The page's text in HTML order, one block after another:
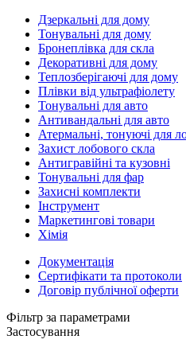
Дзеркальні для дому
Тонувальні для дому
Бронеплівка для скла
Декоративні для дому
Теплозберігаючі для дому
Плівки від ультрафіолету
Тонувальні для авто
Антивандальні для авто
Атермальні, тонуючі для
Захист лобового скла
Антигравійні та кузовні
Тонувальні для фар
Захисні комплекти
Інструмент
Маркетингові товари
Хімія
Документація
Сертифікати та протоколи
Договір публічної оферти
Фільтр за параметрами
Застосування